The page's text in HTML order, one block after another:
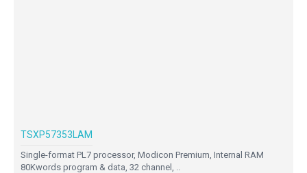
TSXP57353LAM
Single-format PL7 processor, Modicon Premium, Internal RAM
80Kwords program & data, 32 channel, ..